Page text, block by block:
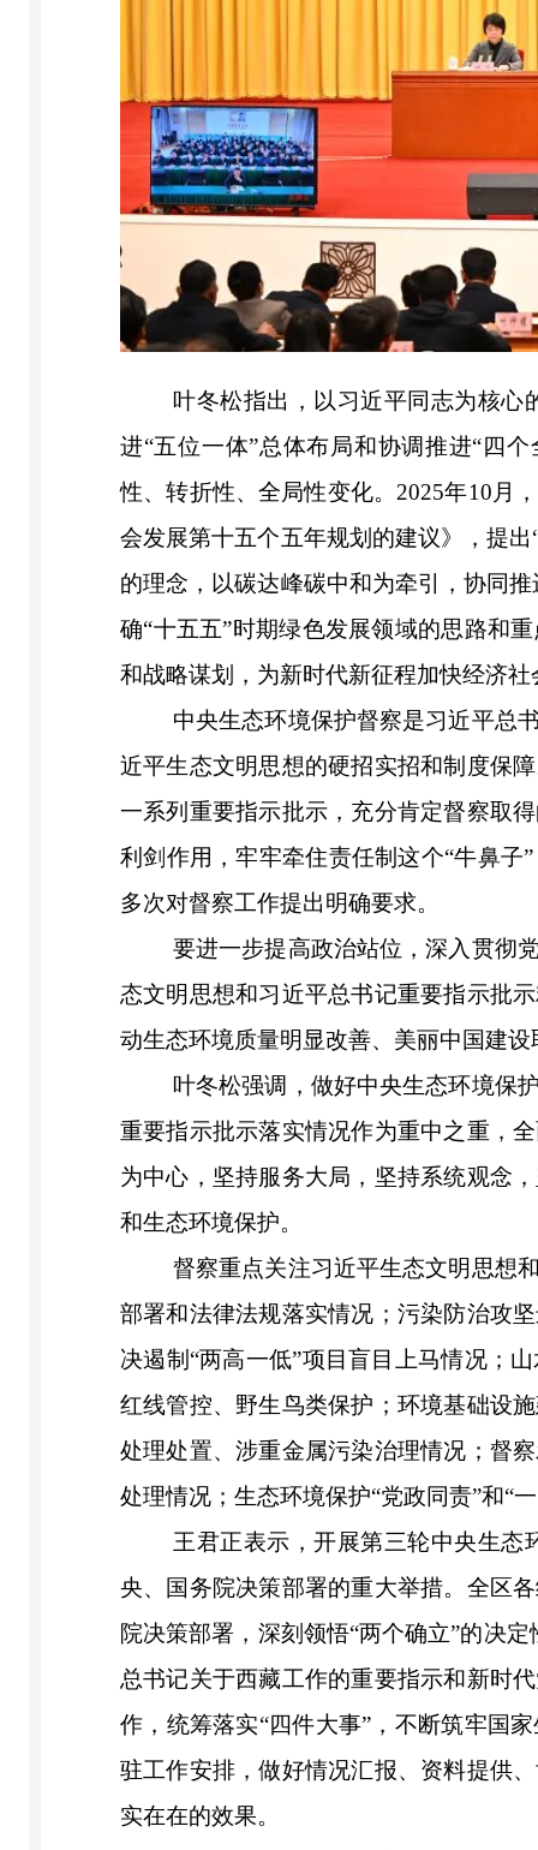
叶冬松指出，以习近平同志为核心
进“五位一体”总体布局和协调推进“四
性、转折性、全局性变化。2025年10月
会发展第十五个五年规划的建议》，提
的理念，以碳达峰碳中和为牵引，协同
确“十五五”时期绿色发展领域的思路和
和战略谋划，为新时代新征程加快经济
中央生态环境保护督察是习近平总
近平生态文明思想的硬招实招和制度保
一系列重要指示批示，充分肯定督察取
利剑作用，牢牢牵住责任制这个“牛鼻
多次对督察工作提出明确要求。
要进一步提高政治站位，深入贯彻
态文明思想和习近平总书记重要指示批
动生态环境质量明显改善、美丽中国建
叶冬松强调，做好中央生态环境保
重要指示批示落实情况作为重中之重，
为中心，坚持服务大局，坚持系统观念
和生态环境保护。
督察重点关注习近平生态文明思想
部署和法律法规落实情况；污染防治攻
决遏制“两高一低”项目盲目上马情况；
红线管控、野生鸟类保护；环境基础设
处理处置、涉重金属污染治理情况；督
处理情况；生态环境保护“党政同责”和“
王君正表示，开展第三轮中央生态
央、国务院决策部署的重大举措。全区
院决策部署，深刻领悟“两个确立”的决
总书记关于西藏工作的重要指示和新时
作，统筹落实“四件大事”，不断筑牢国
驻工作安排，做好情况汇报、资料提供
实在在的效果。